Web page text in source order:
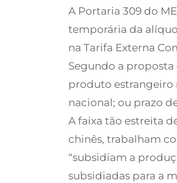
A Portaria 309 do
temporária da
na Tarifa Externa
Segundo a
produto estrangeiro
nacional; ou prazo
A faixa tão estreita
chinês, trabalham
“subsidiam a
subsidiadas para a